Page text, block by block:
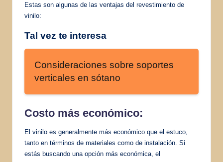
Estas son algunas de las ventajas del revestimiento de
vinilo:
Tal vez te interesa
Consideraciones sobre soportes
verticales en sótano
Costo más económico:
El vinilo es generalmente más económico que el estuco,
tanto en términos de materiales como de instalación. Si
estás buscando una opción más económica, el